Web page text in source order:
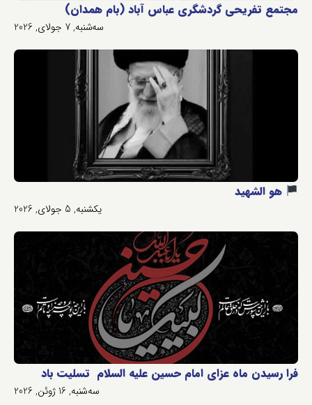
مجتمع تفریحی گردشگری عباس آباد (بام همدان)
سه‌شنبه, 7 جولای, 2026
هو الشهید
یکشنبه, 5 جولای, 2026
فرا رسیدن ماه عزای امام حسین علیه السلام تسلیت باد
سه‌شنبه, 16 ژوئن, 2026